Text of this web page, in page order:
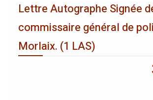
Lettre Autographe Signée
commissaire général de
Morlaix. (1 LAS)